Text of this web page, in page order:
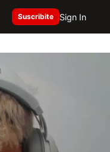
Suscribite Sign In